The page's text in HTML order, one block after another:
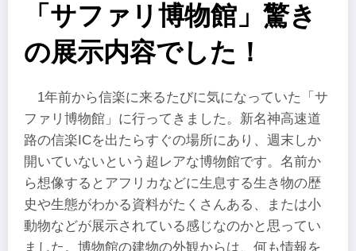
「サファリ博物館」驚き
の展示内容でした！
1年前から信楽に来るたびに気になっていた「サ
ファリ博物館」に行ってきました。新名神高速道
路の信楽ICを出たらすぐの場所にあり、週末しか
開いていないという超レアな博物館です。名前か
ら想像するとアフリカなどに生息する生き物の歴
史や生態がわかる資料がたくさんある、または小
動物などが展示されている感じなのかと思ってい
ました。博物館の建物の外観からは、何も情報を